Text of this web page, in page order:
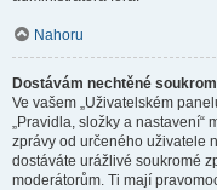
Nahoru
Dostávám nechtěné
Ve vašem „Uživatelském
„Pravidla, složky a nastavení“
zprávy od určeného uživatele
dostáváte urážlivé soukromé
moderátorům. Ti mají